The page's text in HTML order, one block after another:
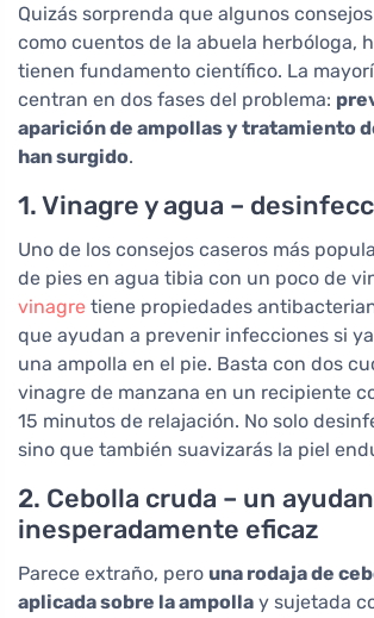
Quizás sorprenda que algunos
como cuentos de la abuela herbóloga,
tienen fundamento científico. La
centran en dos fases del problema:
aparición de ampollas y tratamiento
han surgido.
1. Vinagre y agua –
Uno de los consejos caseros más
de pies en agua tibia con un poco de
vinagre tiene propiedades
que ayudan a prevenir infecciones si
una ampolla en el pie. Basta con dos
vinagre de manzana en un recipiente
15 minutos de relajación. No solo
sino que también suavizarás la piel
2. Cebolla cruda – un
inesperadamente eficaz
Parece extraño, pero una rodaja de
aplicada sobre la ampolla y sujetada